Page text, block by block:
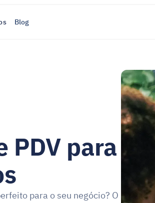
PDV para
para o seu negócio? O
Blog